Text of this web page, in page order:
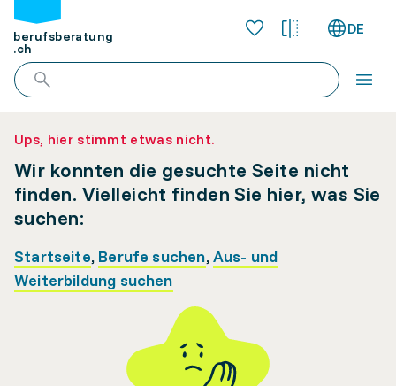
berufsberatung
.ch
DE
Ups, hier stimmt etwas nicht.
Wir konnten die gesuchte Seite nicht
finden. Vielleicht finden Sie hier, was Sie
suchen:
Startseite, Berufe suchen,Aus- und
Weiterbildung suchen